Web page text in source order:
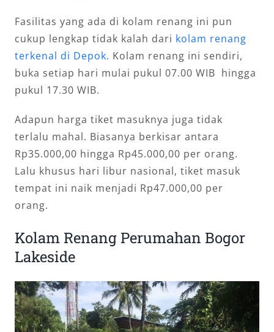
Fasilitas yang ada di kolam renang ini pun
cukup lengkap tidak kalah dari kolam renang
terkenal di Depok. Kolam renang ini sendiri,
buka setiap hari mulai pukul 07.00 WIB hingga
pukul 17.30 WIB.
Adapun harga tiket masuknya juga tidak
terlalu mahal. Biasanya berkisar antara
Rp35.000,00 hingga Rp45.000,00 per orang.
Lalu khusus hari libur nasional, tiket masuk
tempat ini naik menjadi Rp47.000,00 per
orang.
Kolam Renang Perumahan Bogor
Lakeside